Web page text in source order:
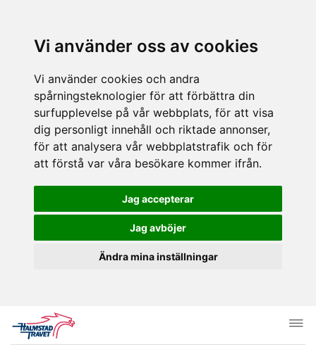
Vi använder oss av cookies
Vi använder cookies och andra
spårningsteknologier för att förbättra din
surfupplevelse på vår webbplats, för att visa
dig personligt innehåll och riktade annonser,
för att analysera vår webbplatstrafik och för
att förstå var våra besökare kommer ifrån.
Jag accepterar
Jag avböjer
Ändra mina inställningar